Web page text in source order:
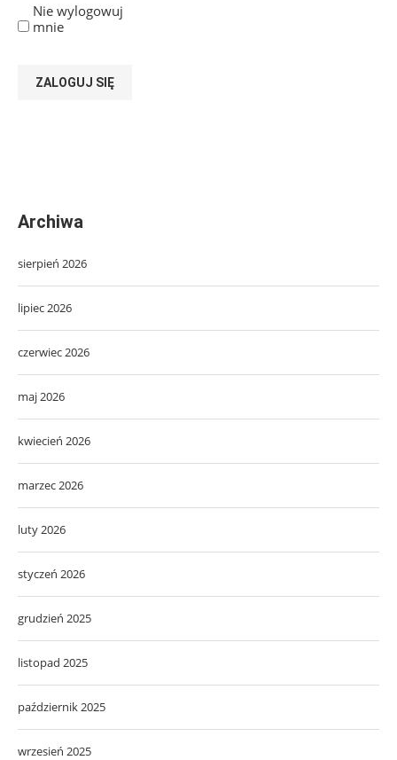
Nie wylogowuj
mnie
ZALOGUJ SIĘ
Archiwa
sierpień 2026
lipiec 2026
czerwiec 2026
maj 2026
kwiecień 2026
marzec 2026
luty 2026
styczeń 2026
grudzień 2025
listopad 2025
październik 2025
wrzesień 2025